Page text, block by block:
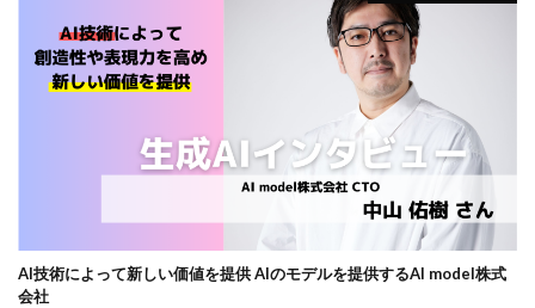
AI技術によって新しい価値を提供 AIのモデルを提供するAI model株式
会社